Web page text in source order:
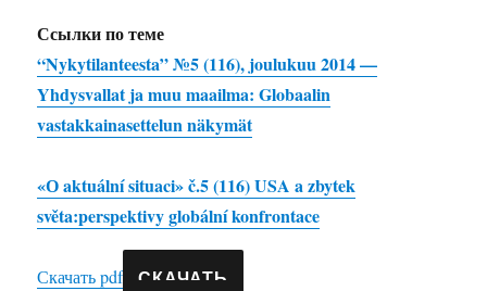
Ссылки по теме
“Nykytilanteesta” №5 (116), joulukuu 2014 —
Yhdysvallat ja muu maailma: Globaalin
vastakkainasettelun näkymät
«О aktuální situaci» č.5 (116) USA a zbytek
světa:perspektivy globální konfrontace
Скачать pdf СКАЧАТЬ